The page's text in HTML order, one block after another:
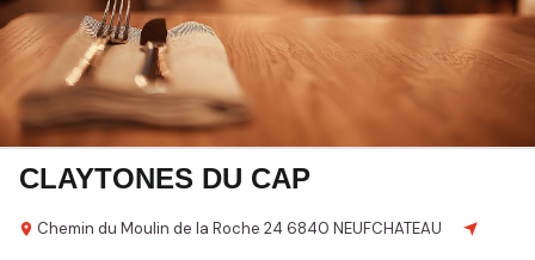
CLAYTONES DU CAP
Chemin du Moulin de la Roche 24 6840 NEUFCHATEAU